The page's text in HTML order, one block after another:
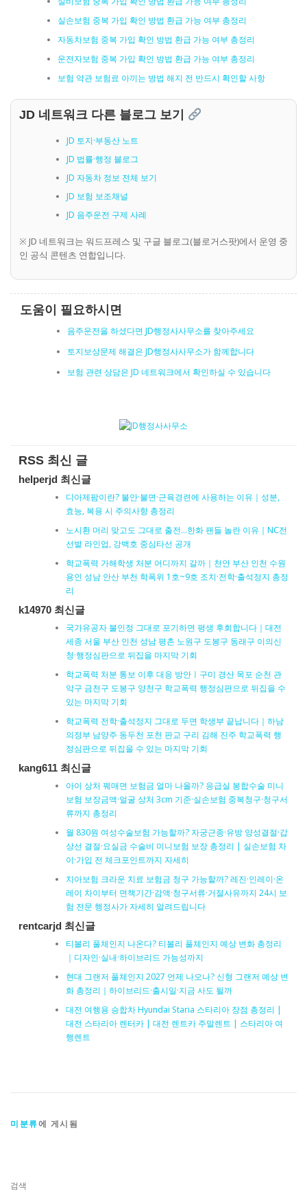
실손보험 중복 가입 확인 방법 환급 가능 여부 총정리
자동차보험 중복 가입 확인 방법 환급 가능 여부 총정리
운전자보험 중복 가입 확인 방법 환급 가능 여부 총정리
보험 약관 보험료 아끼는 방법 해지 전 반드시 확인할 사항
JD 네트워크 다른 블로그 보기
JD 토지·부동산 노트
JD 법률·행정 블로그
JD 자동차 정보 전체 보기
JD 보험 보조채널
JD 음주운전 구제 사례
※ JD 네트워크는 워드프레스 및 구글 블로그(블로거스팟)에서 운영 중
인 공식 콘텐츠 연합입니다.
도움이 필요하시면
음주운전을 하셨다면 JD행정사사무소를 찾아주세요
토지보상문제 해결은 JD행정사사무소가 함께합니다
보험 관련 상담은 JD 네트워크에서 확인하실 수 있습니다
RSS 최신 글
helperjd 최신글
디아제팜이란? 불안·불면·근육경련에 사용하는 이유｜성분,
효능, 복용 시 주의사항 총정리
노시환 머리 맞고도 그대로 출전…한화 팬들 놀란 이유｜NC전
선발 라인업, 강백호 중심타선 공개
학교폭력 가해학생 처분 어디까지 갈까｜천안 부산 인천 수원
용인 성남 안산 부천 학폭위 1호~9호 조치·전학·출석정지 총정
리
k14970 최신글
국가유공자 불인정 그대로 포기하면 평생 후회합니다｜대전
세종 서울 부산 인천 성남 평촌 노원구 도봉구 동래구 이의신
청·행정심판으로 뒤집을 마지막 기회
학교폭력 처분 통보 이후 대응 방안ㅣ구미 경산 목포 순천 관
악구 금천구 도봉구 양천구 학교폭력 행정심판으로 뒤집을 수
있는 마지막 기회
학교폭력 전학·출석정지 그대로 두면 학생부 끝납니다｜하남
의정부 남양주 동두천 포천 판교 구리 김해 진주 학교폭력 행
정심판으로 뒤집을 수 있는 마지막 기회
kang611 최신글
아이 상처 꿰매면 보험금 얼마 나올까? 응급실 봉합수술 미니
보험 보장금액·얼굴 상처 3cm 기준·실손보험 중복청구·청구서
류까지 총정리
월 830원 여성수술보험 가능할까? 자궁근종·유방 양성결절·갑
상선 결절·요실금 수술비 미니보험 보장 총정리 | 실손보험 차
이·가입 전 체크포인트까지 자세히
치아보험 크라운 치료 보험금 청구 가능할까? 레진·인레이·온
레이 차이부터 면책기간·감액·청구서류·거절사유까지 24시 보
험 전문 행정사가 자세히 알려드립니다
rentcarjd 최신글
티볼리 풀체인지 나온다? 티볼리 풀체인지 예상 변화 총정리
｜디자인·실내·하이브리드 가능성까지
현대 그랜저 풀체인지 2027 언제 나오나? 신형 그랜저 예상 변
화 총정리｜하이브리드·출시일·지금 사도 될까
대전 여행용 승합차 Hyundai Staria 스타리아 장점 총정리 |
대전 스타리아 렌터카 | 대전 렌트카 주말렌트 | 스타리아 여
행렌트
미분류에 게시됨
검색